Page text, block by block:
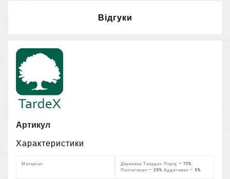
Відгуки
Артикул
Характеристики
Матеріал
Деревина Твердих Порід – 70%
Поліетилен – 25% Аддитивен – 5%